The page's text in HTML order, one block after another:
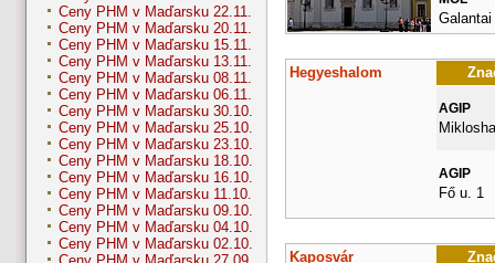
Ceny PHM v Maďarsku 22.11.
Ceny PHM v Maďarsku 20.11.
Ceny PHM v Maďarsku 15.11.
Ceny PHM v Maďarsku 13.11.
Ceny PHM v Maďarsku 08.11.
Ceny PHM v Maďarsku 06.11.
Ceny PHM v Maďarsku 30.10.
Ceny PHM v Maďarsku 25.10.
Ceny PHM v Maďarsku 23.10.
Ceny PHM v Maďarsku 18.10.
Ceny PHM v Maďarsku 16.10.
Ceny PHM v Maďarsku 11.10.
Ceny PHM v Maďarsku 09.10.
Ceny PHM v Maďarsku 04.10.
Ceny PHM v Maďarsku 02.10.
Galantai
Hegyeshalom
AGIP
AGIP
Fő u. 1
Kaposvár